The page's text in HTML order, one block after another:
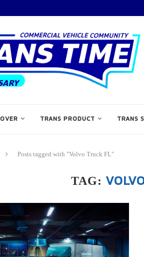
TRANS PRODUCT TRANS
Posts tagged with "Volvo Truck FL"
TAG: